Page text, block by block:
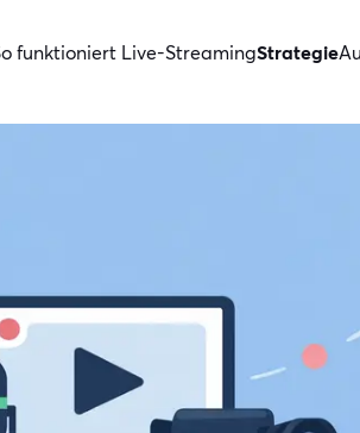
funktioniert Live-StreamingStrategie